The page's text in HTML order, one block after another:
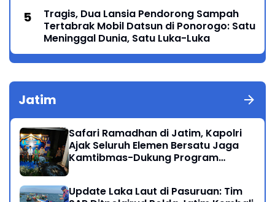
Tragis, Dua Lansia Pendorong Sampah
Tertabrak Mobil Datsun di Ponorogo: Satu
Meninggal Dunia, Satu Luka-Luka
Jatim
Safari Ramadhan di Jatim, Kapolri
Ajak Seluruh Elemen Bersatu Jaga
Kamtibmas-Dukung Program
Update Laka Laut di Pasuruan: Tim